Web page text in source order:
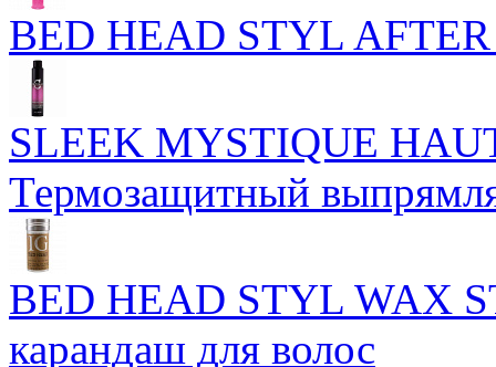
BED HEAD STYL
SLEEK MYSTIQUE
Термозащитный
BED HEAD STYL WAX
карандаш для волос